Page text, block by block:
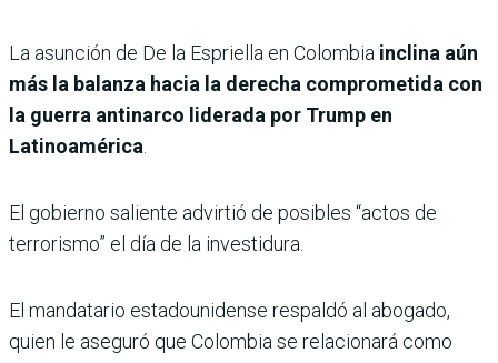
La asunción de De la Espriella en Colombia inclina aún
más la balanza hacia la derecha comprometida con
la guerra antinarco liderada por Trump en
Latinoamérica.
El gobierno saliente advirtió de posibles “actos de
terrorismo” el día de la investidura.
El mandatario estadounidense respaldó al abogado,
quien le aseguró que Colombia se relacionará como